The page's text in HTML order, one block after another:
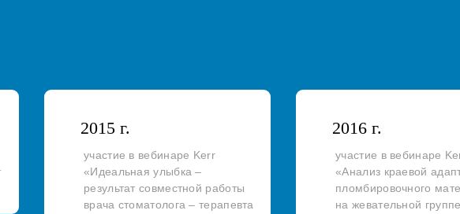
2015 г.
участие в вебинаре Kerr
«Идеальная улыбка –
результат совместной работы
врача стоматолога – терапевта
2016 г.
участие в вебинаре
«Анализ краевой
пломбировочного
на жевательной